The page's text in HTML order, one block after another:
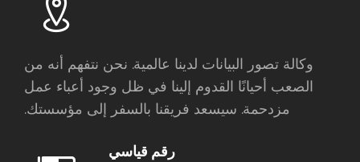
وكالة تصور البيانات لدينا عالمية. نحن نتفهم أنه من
الصعب أحيانًا القدوم إلينا في ظل وجود أعباء عمل
مزدحمة. سيسعد فريقنا بالسفر إلى مؤسستك.
رقم قياسي